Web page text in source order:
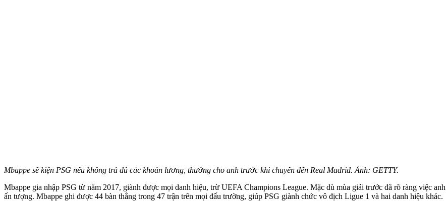
Mbappe sẽ kiện PSG nếu không trả đủ các khoản lương, thưởng cho anh trước khi chuyển đến Real Madrid. Ảnh: GETTY.
Mbappe gia nhập PSG từ năm 2017, giành được mọi danh hiệu, trừ UEFA Champions League. Mặc dù mùa giải trước đã rõ ràng việc
ấn tượng. Mbappe ghi được 44 bàn thắng trong 47 trận trên mọi đấu trường, giúp PSG giành chức vô địch Ligue 1 và hai danh hiệu khác.